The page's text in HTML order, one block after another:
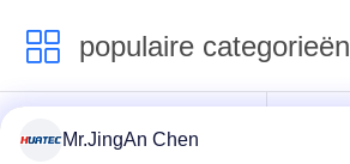
populaire categorieën
Ultrasone Fout
Mr.JingAn Chen